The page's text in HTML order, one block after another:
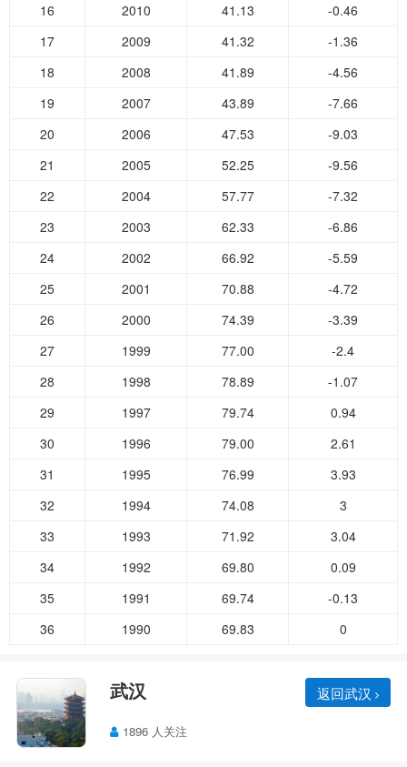
16
2010 41.13
-0.46
17
2009 41.32
-1.36
18
2008 41.89
-4.56
19
2007 43.89
-7.66
20
2006 47.53
-9.03
21
2005 52.25
-9.56
22
2004 57.77
-7.32
23
2003 62.33
-6.86
24
2002 66.92
-5.59
25
2001 70.88
-4.72
26
2000 74.39
-3.39
27
1999 77.00
-2.4
28
1998 78.89
-1.07
29
1997 79.74
0.94
30
1996 79.00
2.61
31
1995 76.99
3.93
32
1994 74.08
3
33
1993 71.92
3.04
34
1992 69.80
0.09
35
1991 69.74
-0.13
36
1990 69.83 0
武汉 返回武汉
1896 人关注